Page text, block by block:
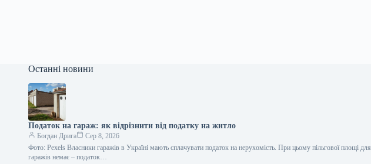
Останні новини
Податок на гараж: як відрізнити від податку на житло
Богдан Дрига
Сер 8, 2026
Фото: Pexels Власники гаражів в Україні мають сплачувати податок на нерухомість. При цьому пільгової площі для
гаражів немає – податок…